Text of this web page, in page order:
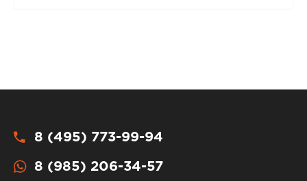
8 (495) 773-99-94
8 (985) 206-34-57